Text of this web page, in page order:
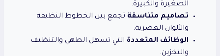
الصغيرة والكبيرة.
تصاميم متناسقة تجمع بين الخطوط النظيفة
والألوان العصرية.
الوظائف المتعددة التي تسهل الطهي والتنظيف
والتخزين.